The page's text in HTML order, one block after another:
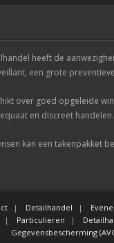
heeft de
een grote
over goed opgeleide
en discreet handelen.
kan een takenpakket
Detailhandel
Particulieren
Gegevensbescherming